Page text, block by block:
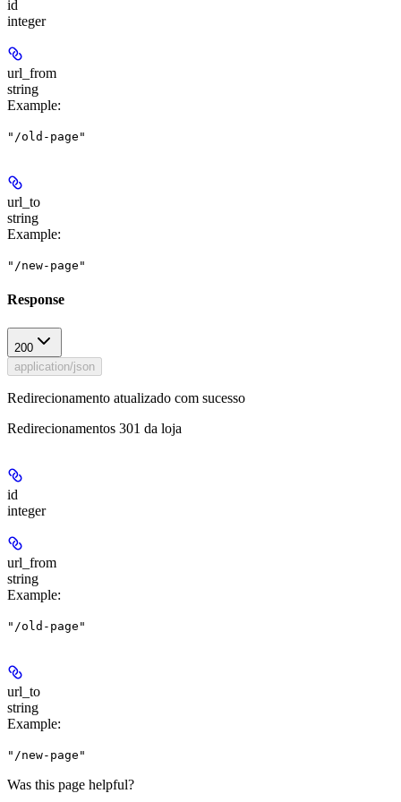
id
integer
url_from
string
Example:
"/old-page"
url_to
string
Example:
"/new-page"
Response
200
application/json
Redirecionamento atualizado com sucesso
Redirecionamentos 301 da loja
id
integer
url_from
string
Example:
"/old-page"
url_to
string
Example:
"/new-page"
Was this page helpful?